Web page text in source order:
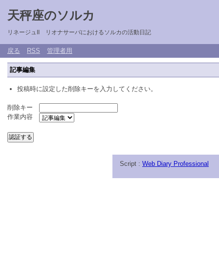
天秤座のソルカ
リネージュII リオナサーバにおけるソルカの活動日記
戻る RSS 管理者用
記事編集
投稿時に設定した削除キーを入力してください。
削除キー
作業内容
Script : Web Diary Professional